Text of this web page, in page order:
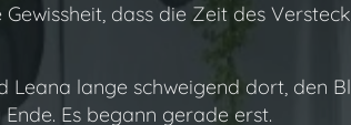
dass die Zeit des
Leana lange schweigend dort, den
Es begann gerade erst.